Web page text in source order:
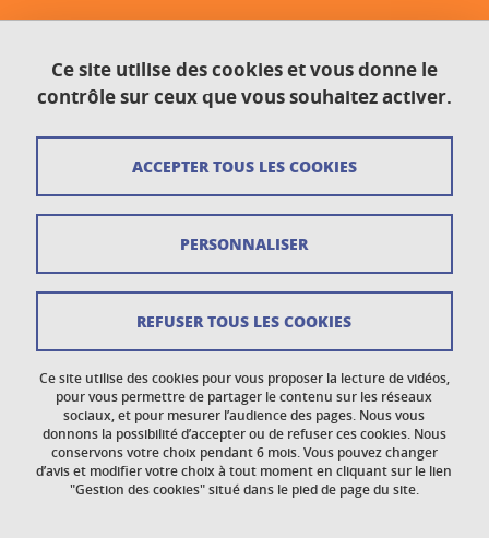
Plan du site
Crédits
Mentions légales
Données personnelles
Accessibilité : non conforme
Politique des cookies
Réclamations
Ce site utilise des cookies et vous donne le
contrôle sur ceux que vous souhaitez activer.
Ce site utilise des cookies pour vous proposer la lecture de vidéos,
pour vous permettre de partager le contenu sur les réseaux
sociaux, et pour mesurer l’audience des pages. Nous vous
donnons la possibilité d’accepter ou de refuser ces cookies. Nous
conservons votre choix pendant 6 mois. Vous pouvez changer
d’avis et modifier votre choix à tout moment en cliquant sur le lien
"Gestion des cookies" situé dans le pied de page du site.
ACCEPTER TOUS LES COOKIES
REFUSER TOUS LES COOKIES
PERSONNALISER